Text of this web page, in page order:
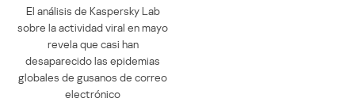
El análisis de Kaspersky Lab
sobre la actividad viral en mayo
revela que casi han
desaparecido las epidemias
globales de gusanos de correo
electrónico